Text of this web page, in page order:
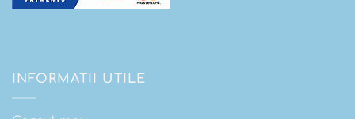
INFORMATII UTILE